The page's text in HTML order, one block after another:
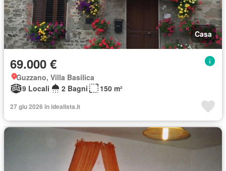
Casa
69.000 €
Guzzano, Villa Basilica
9 Locali
2 Bagni 150 m²
27 giu 2026 in idealista.it